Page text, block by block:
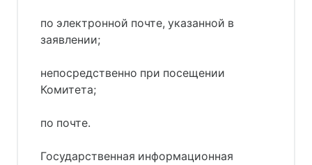
по электронной почте, указанной в
заявлении;
непосредственно при посещении
Комитета;
по почте.
Государственная информационная